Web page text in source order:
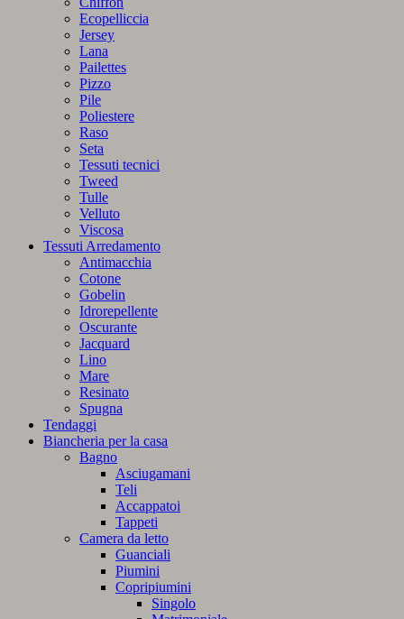
Ecopelliccia
Jersey
Lana
Pailettes
Pizzo
Pile
Poliestere
Raso
Seta
Tessuti tecnici
Tweed
Tulle
Velluto
Viscosa
Tessuti Arredamento
Antimacchia
Cotone
Gobelin
Idrorepellente
Oscurante
Jacquard
Lino
Mare
Resinato
Spugna
Tendaggi
Biancheria per la casa
Bagno
Asciugamani
Teli
Accappatoi
Tappeti
Camera da letto
Guanciali
Piumini
Copripiumini
Singolo